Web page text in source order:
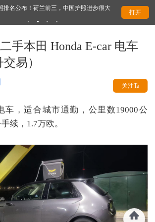
排名公布！荷兰前三，中国护照进步很大 离
打开
手本田 Honda E-car 电车
易）
关注Ta
车，适合城市通勤，公里数19000公
续，1.7万欧。